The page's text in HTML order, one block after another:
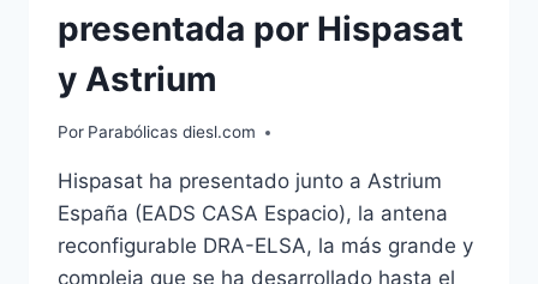
presentada por Hispasat
y Astrium
Por Parabólicas diesl.com
Hispasat ha presentado junto a Astrium
España (EADS CASA Espacio), la antena
reconfigurable DRA-ELSA, la más grande y
compleja que se ha desarrollado hasta el